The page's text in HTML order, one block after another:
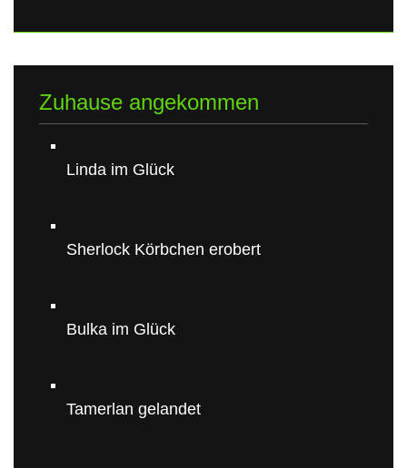
Zuhause angekommen
Linda im Glück
Sherlock Körbchen erobert
Bulka im Glück
Tamerlan gelandet